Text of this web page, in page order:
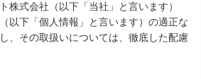
株式会社（以下「当社」と言います）
以下「個人情報」と言います）の適正な
、その取扱いについては、徹底した配慮